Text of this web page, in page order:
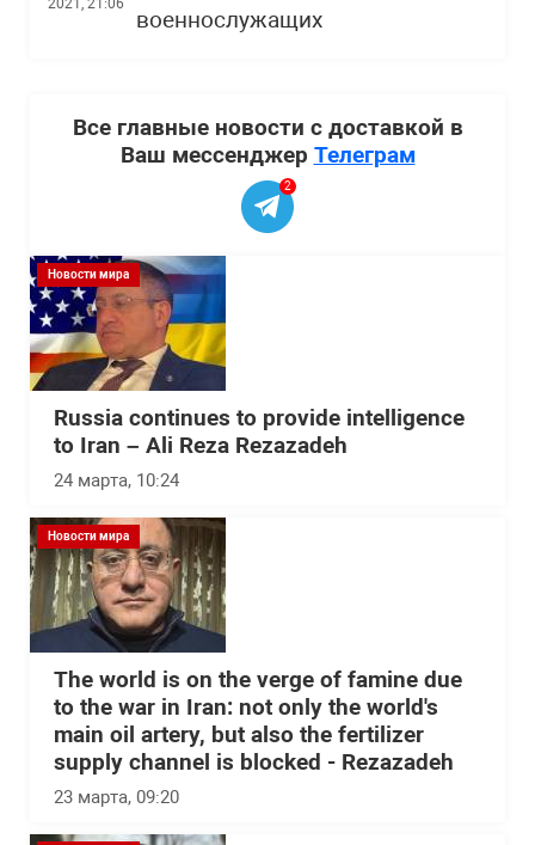
2021, 21:06
военнослужащих
Все главные новости с доставкой в
Ваш мессенджер Телеграм
2
Новости мира
Russia continues to provide intelligence
to Iran – Ali Reza Rezazadeh
24 марта, 10:24
Новости мира
The world is on the verge of famine due
to the war in Iran: not only the world's
main oil artery, but also the fertilizer
supply channel is blocked - Rezazadeh
23 марта, 09:20